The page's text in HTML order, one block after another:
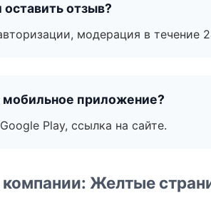
отзыв?
модерация в течение
мобильное приложение?
Play, ссылка на сайте.
Желтые